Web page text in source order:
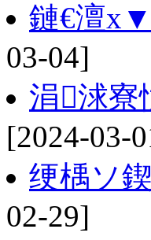
鏈€澶
03-04]
涓浗寮
[2024-03-
绠楀ソ
02-29]